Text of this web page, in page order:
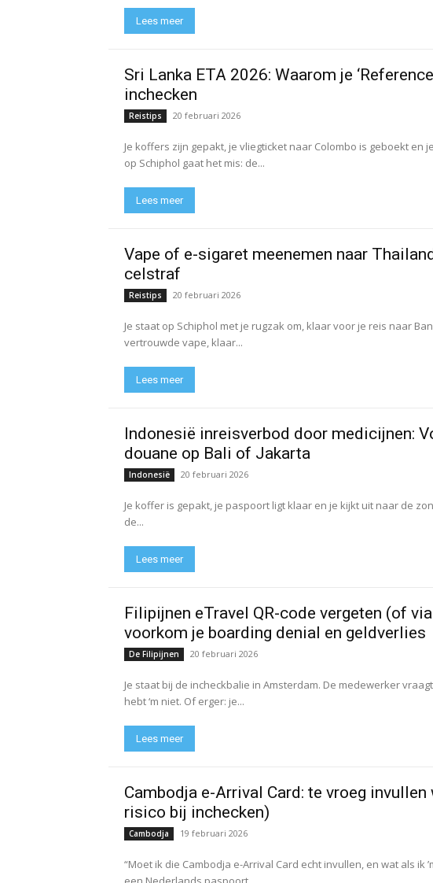
Lees meer
Sri Lanka ETA 2026: Waarom je
inchecken
Reistips 20 februari 2026
Je koffers zijn gepakt, je vliegticket naar Colombo is geboekt en
op Schiphol gaat het mis: de...
Lees meer
Vape of e-sigaret meenemen naar
celstraf
Reistips 20 februari 2026
Je staat op Schiphol met je rugzak om, klaar voor je reis naar
vertrouwde vape, klaar...
Lees meer
Indonesië inreisverbod door medicijnen:
douane op Bali of Jakarta
Indonesië 20 februari 2026
Je koffer is gepakt, je paspoort ligt klaar en je kijkt uit naar de
de...
Lees meer
Filipijnen eTravel QR-code vergeten (of
voorkom je boarding denial en geldverlies
De Filipijnen 20 februari 2026
Je staat bij de incheckbalie in Amsterdam. De medewerker
hebt ‘m niet. Of erger: je...
Lees meer
Cambodja e-Arrival Card: te vroeg
risico bij inchecken)
Cambodja 19 februari 2026
“Moet ik die Cambodja e-Arrival Card echt invullen, en wat als ik